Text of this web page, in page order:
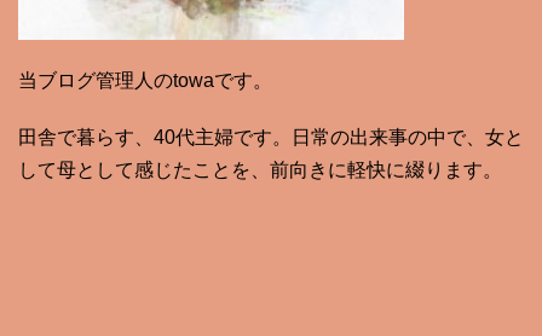
当ブログ管理人のtowaです。
田舎で暮らす、40代主婦です。日常の出来事の中で、女と
して母として感じたことを、前向きに軽快に綴ります。